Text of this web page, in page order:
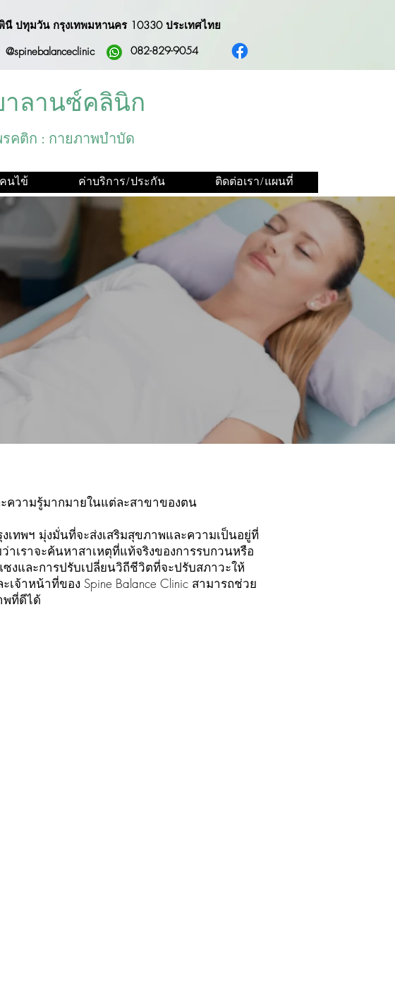
ปทุมวัน กรุงเทพมหานคร 10330 ประเทศไทย
@spinebalanceclinic 082-829-9054
ลานซ์คลินิก
คติก : กายภาพบำบัด
นไข้ ค่าบริการ/ประกัน ติดต่อเรา/แผนที่
วามรู้มากมายในแต่ละสาขาของตน
เทพฯ มุ่งมั่นที่จะส่งเสริมสุขภาพและความเป็นอยู่ที่
เราจะค้นหาสาเหตุที่แท้จริงของการรบกวนหรือ
งและการปรับเปลี่ยนวิถีชีวิตที่จะปรับสภาวะให้
าหน้าที่ของ Spine Balance Clinic สามารถช่วย
พที่ดีได้